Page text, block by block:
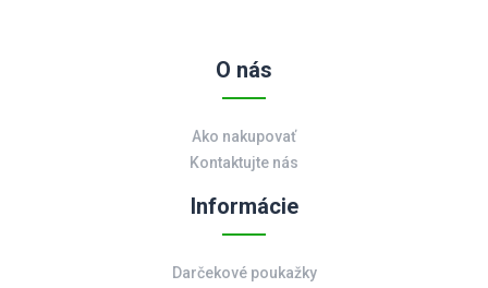
O nás
Ako nakupovať
Kontaktujte nás
Informácie
Darčekové poukažky